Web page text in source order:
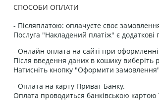
СПОСОБИ ОПЛАТИ
- Післяплатою: оплачуєте своє
Послуга "Накладений платіж" є
- Онлайн оплата на сайті при
Після введення даних в кошику
Натисніть кнопку "Оформити
- Оплата на карту Приват Банку.
Оплата проводиться банківською картою